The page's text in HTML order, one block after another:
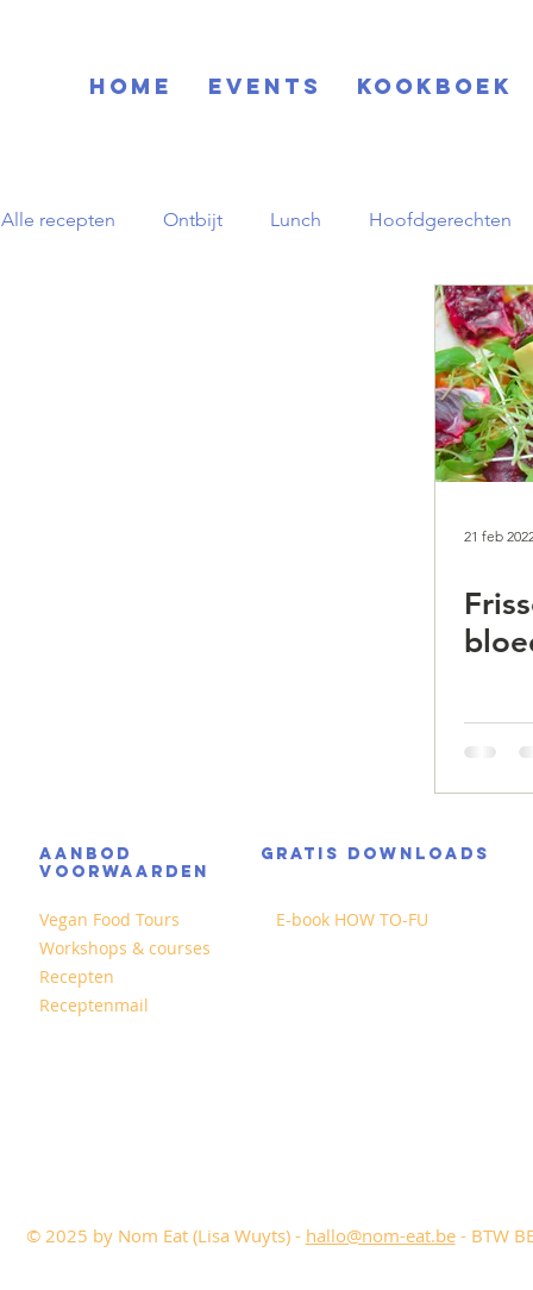
Home EVENTS KOOKBOEK
Alle recepten Ontbijt Lunch Hoofdgerechten
Feestdagen
pornstar martini
21 feb
AANBOD
GRATIS DOWNLOADS
VOORWAARDEN
Vegan Food Tours
Workshops & courses
Recepten
Receptenmail
E-book HOW TO-FU
© 2025 by Nom Eat (Lisa Wuyts) - hallo@nom-eat.be- BTW